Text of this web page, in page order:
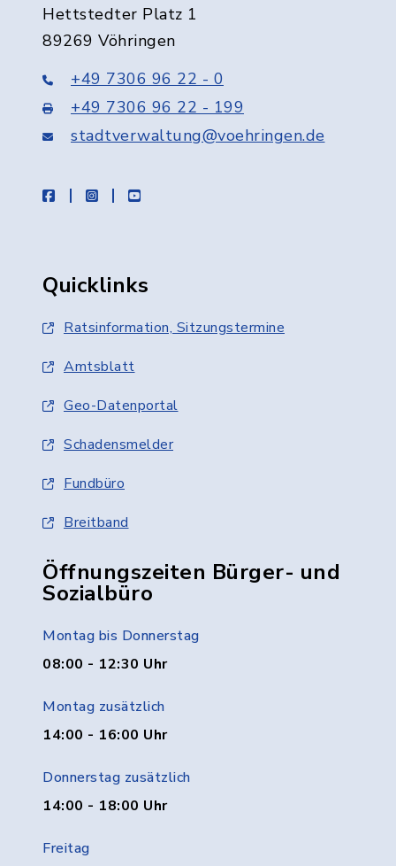
Hettstedter Platz 1
89269 Vöhringen
+49 7306 96 22 - 0
+49 7306 96 22 - 199
stadtverwaltung@voehringen.de
facebookinstagramyoutube
Quicklinks
Ratsinformation, Sitzungstermine
Amtsblatt
Geo-Datenportal
Schadensmelder
Fundbüro
Breitband
Öffnungszeiten Bürger- und
Sozialbüro
Montag bis Donnerstag
08:00 - 12:30 Uhr
Montag zusätzlich
14:00 - 16:00 Uhr
Donnerstag zusätzlich
14:00 - 18:00 Uhr
Freitag